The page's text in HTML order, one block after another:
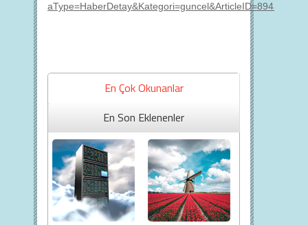
En Çok Okunanlar
En Son Eklenenler